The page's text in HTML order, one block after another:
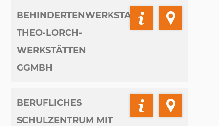
BEHINDERTENWERKSTATT
THEO-LORCH-
WERKSTÄTTEN
GGMBH
BERUFLICHES
SCHULZENTRUM MIT